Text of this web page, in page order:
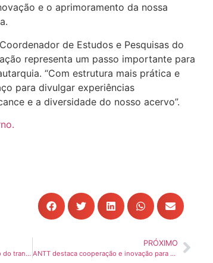
e o aprimoramento da nossa
de Estudos e Pesquisas do
representa um passo importante para
“Com estrutura mais prática e
para divulgar experiências
e a diversidade do nosso acervo”.
Boletim da CNT aponta crescimento do transporte acima da média do PIB no 2º trimestre
PRÓXIMO
ANTT destaca cooperação e inovação para descarbonização do transporte no Motiva 2035